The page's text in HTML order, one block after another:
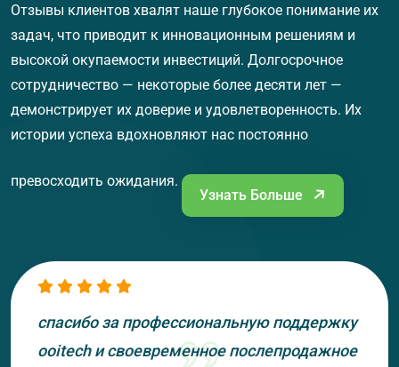
Отзывы клиентов хвалят наше глубокое понимание их
задач, что приводит к инновационным решениям и
высокой окупаемости инвестиций. Долгосрочное
сотрудничество — некоторые более десяти лет —
демонстрирует их доверие и удовлетворенность. Их
истории успеха вдохновляют нас постоянно
превосходить ожидания.
Узнать Больше
спасибо за профессиональную поддержку
ooitech и своевременное послепродажное